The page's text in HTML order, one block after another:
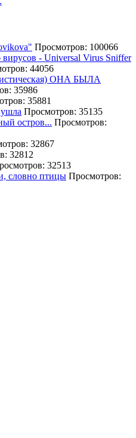
Просмотров: 100066
- Universal Virus Sniffer
44056
ОНА БЫЛА
35986
35881
Просмотров: 35135
остров... Просмотров:
32867
32812
32513
словно птицы Просмотров: